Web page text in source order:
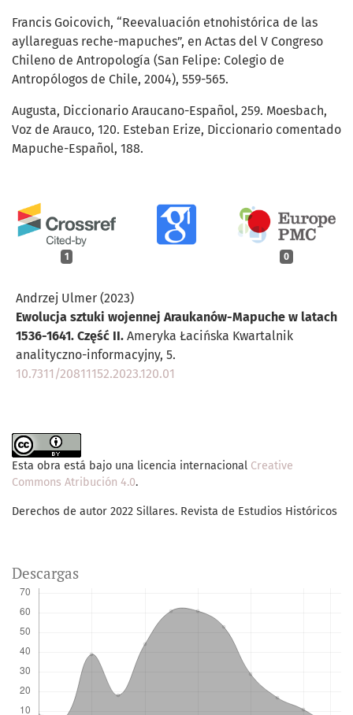
1 0
Andrzej Ulmer (2023)
Ewolucja sztuki wojennej Araukanów-Mapuche w latach
1536-1641. Część II. Ameryka Łacińska Kwartalnik
analityczno-informacyjny, 5.
10.7311/20811152.2023.120.01
Francis Goicovich, “Reevaluación etnohistórica de las
ayllareguas reche-mapuches”, en Actas del V Congreso
Chileno de Antropología (San Felipe: Colegio de
Antropólogos de Chile, 2004), 559-565.
Augusta, Diccionario Araucano-Español, 259. Moesbach,
Voz de Arauco, 120. Esteban Erize, Diccionario comentado
Mapuche-Español, 188.
Esta obra está bajo una licencia internacional Creative
Commons Atribución 4.0.
Derechos de autor 2022 Sillares. Revista de Estudios Históricos
Descargas